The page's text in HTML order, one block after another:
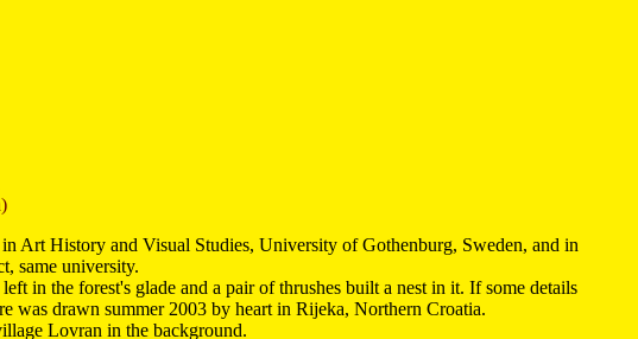
Art History and Visual Studies, University of Gothenburg, Sweden, and in
same university.
in the forest's glade and a pair of thrushes built a nest in it. If some details
was drawn summer 2003 by heart in Rijeka, Northern Croatia.
Lovran in the background.